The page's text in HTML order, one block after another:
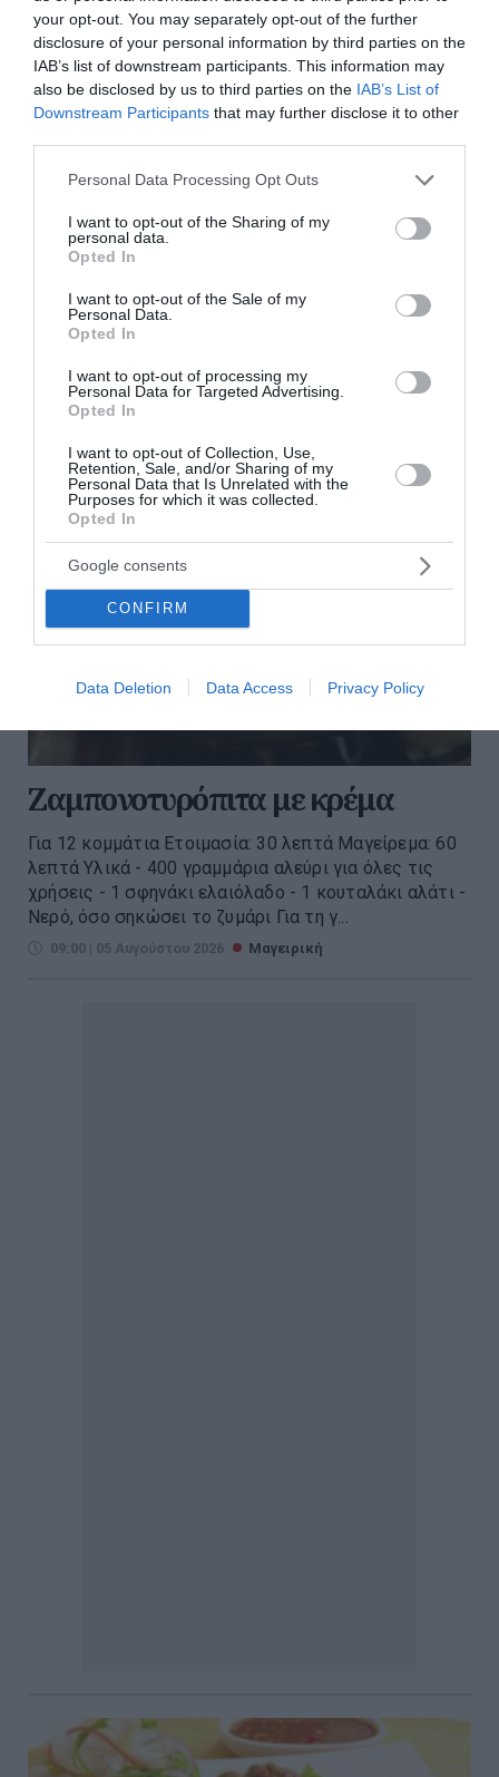
your opt-out. You may separately opt-out of the further
disclosure of your personal information by third parties on the
IAB’s list of downstream participants. This information may
also be disclosed by us to third parties on the IAB’s List of
Downstream Participants that may further disclose it to other
Please note that this website/app uses one or more Google
not limited to your visit or usage behaviour. You may click to
grant or deny consent to Google and its third-party tags to
use your data for below specified purposes in below Google
consent section.
Personal Data Processing Opt Outs
I want to opt-out of the Sharing of my
personal data.
Opted In
I want to opt-out of the Sale of my
Personal Data.
Opted In
I want to opt-out of processing my
Personal Data for Targeted Advertising.
Opted In
I want to opt-out of Collection, Use,
Retention, Sale, and/or Sharing of my
Personal Data that Is Unrelated with the
Purposes for which it was collected.
Opted In
Google consents
CONFIRM
Data Deletion Data Access Privacy Policy
Μελιτζάνες με φέτα και
λουκάνικο
Για 4 άτομα Ετοιμασία: 30 λεπτά Μαγείρεμα: 60
λεπτά Υλικά - 6 φλάσκες μελιτζάνες - Χωριάτικα
λουκάνικα - Φέτα σε κυβάκια - 2 τριμμένα ξερά
09:00 | 02 Αυγούστου 2026 Μαγειρική
Ζαμπονοτυρόπιτα με κρέμα
Για 12 κομμάτια Ετοιμασία: 30 λεπτά Μαγείρεμα: 60
λεπτά Υλικά - 400 γραμμάρια αλεύρι για όλες τις
χρήσεις - 1 σφηνάκι ελαιόλαδο - 1 κουταλάκι αλάτι -
Νερό, όσο σηκώσει το ζυμάρι Για τη γ...
09:00 | 05 Αυγούστου 2026 Μαγειρική